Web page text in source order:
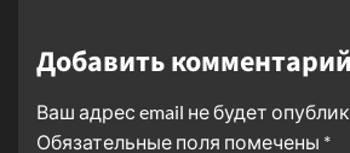
Добавить комментарий
Ваш адрес email не будет
Обязательные поля помечены *